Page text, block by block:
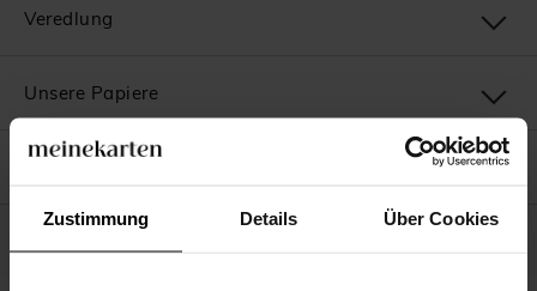
Zustimmung Details Über Cookies
Veredlung
Unsere Papiere